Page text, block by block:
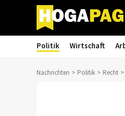
Politik Wirtschaft
Nachrichten Politik Recht